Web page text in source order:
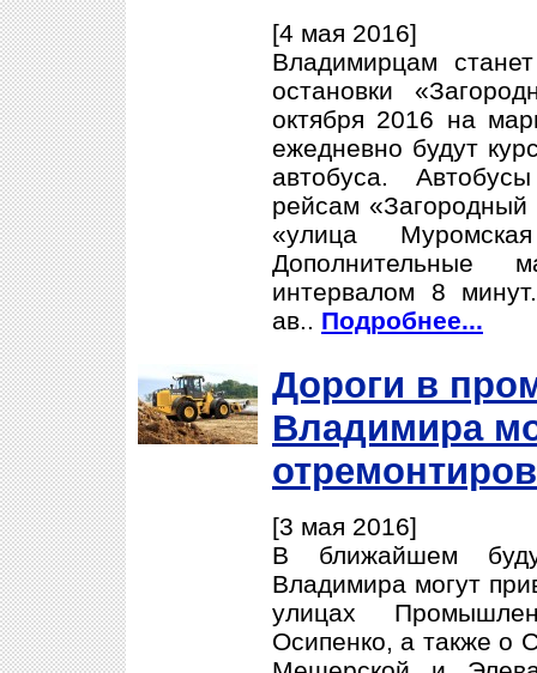
[4 мая 2016]
Владимирцам
остановки
октября 2016 на
ежедневно будут
автобуса.
рейсам «Загородный
«улица
Дополнительные
интервалом 8
ав.. Подробнее...
Дороги в
Владимира
[3 мая 2016]
В ближайшем
Владимира могут
улицах
Осипенко, а также о